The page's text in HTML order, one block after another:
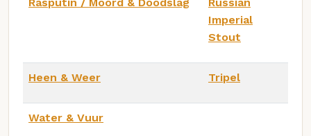
Imperial
Stout
Heen & Weer Tripel
Water & Vuur